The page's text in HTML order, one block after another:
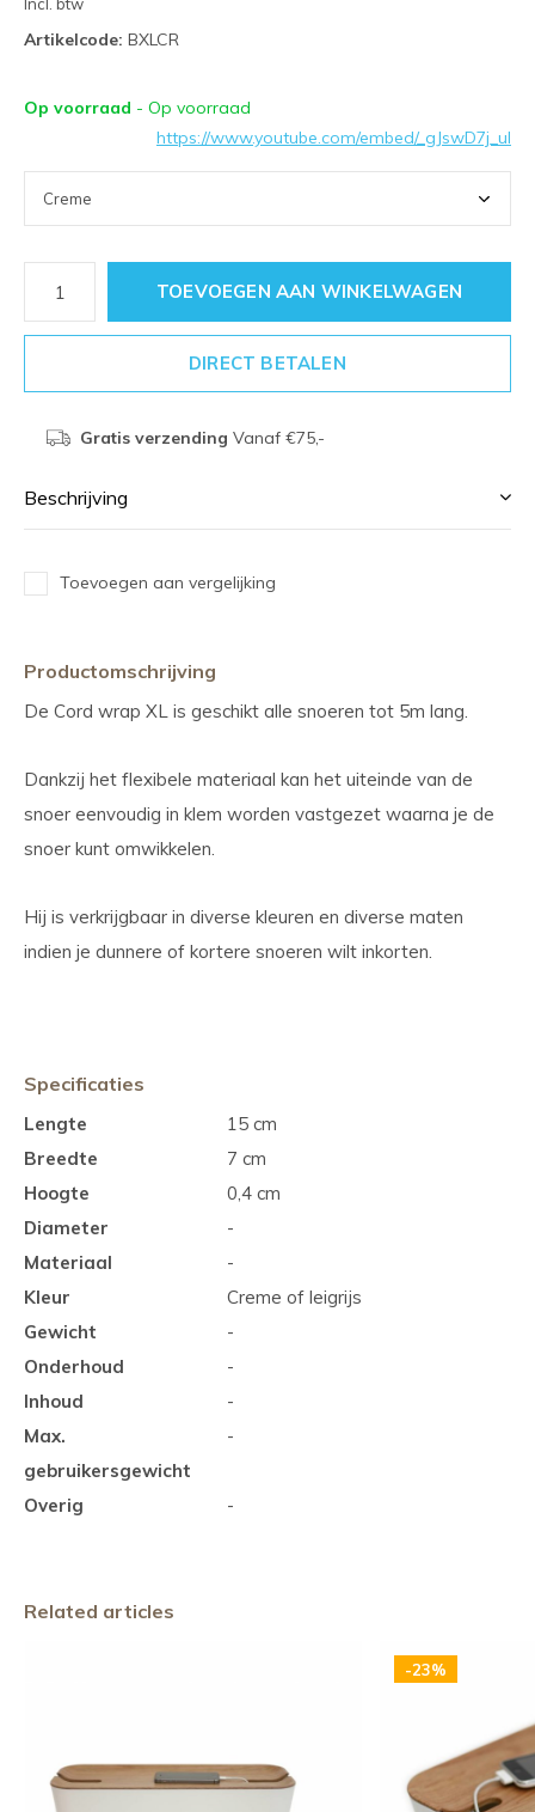
Artikelcode: BXLCR
Op voorraad - Op voorraad
https://www.youtube.com/embed/_gJswD7j_uI
TOEVOEGEN AAN WINKELWAGEN
DIRECT BETALEN
Gratis verzending Vanaf €75,-
Beschrijving
Toevoegen aan vergelijking
Productomschrijving
De Cord wrap XL is geschikt alle snoeren tot 5m lang.
Dankzij het flexibele materiaal kan het uiteinde van de
snoer eenvoudig in klem worden vastgezet waarna je de
snoer kunt omwikkelen.
Hij is verkrijgbaar in diverse kleuren en diverse maten
indien je dunnere of kortere snoeren wilt inkorten.
Specificaties
Lengte
15 cm
Breedte
7 cm
Hoogte
0,4 cm
Diameter
-
Materiaal
-
Kleur
Creme of leigrijs
Gewicht
-
Onderhoud
-
Inhoud
-
Max.
gebruikersgewicht
-
Overig -
Related articles
-23%